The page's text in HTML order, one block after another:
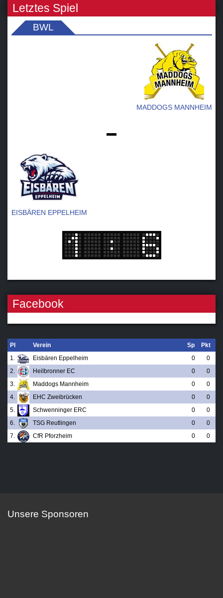
Letztes Spiel
BWL
MADDOGS MANNHEIM
-
EISBÄREN EPPELHEIM
Facebook
Pl Verein Sp
Pkt
1.
Eisbären Eppelheim 0
0
2.
Heilbronner EC 0
0
3.
Maddogs Mannheim 0
0
4.
EHC Zweibrücken 0
0
5.
Schwenninger ERC 0
0
6.
TSG Reutlingen 0
0
7.
CfR Pforzheim 0 0
Unsere Sponsoren